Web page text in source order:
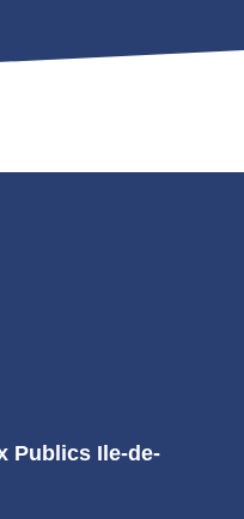
Publics Ile-de-